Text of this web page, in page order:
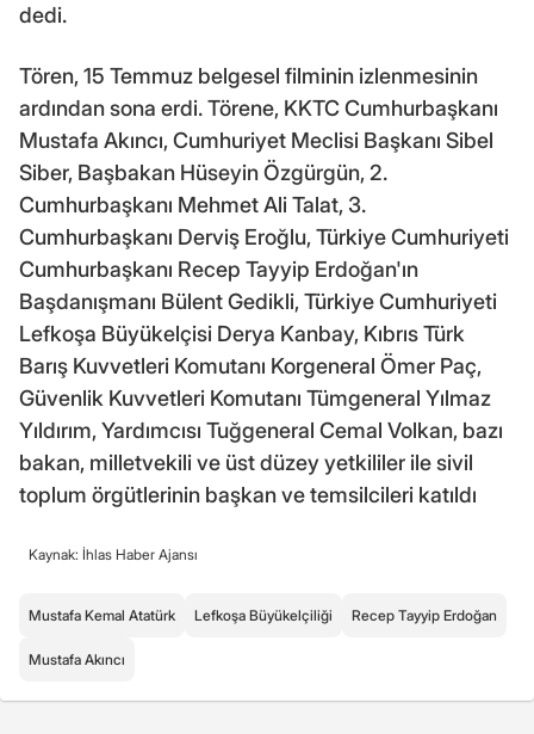
dedi.
Tören, 15 Temmuz belgesel filminin izlenmesinin
ardından sona erdi. Törene, KKTC Cumhurbaşkanı
Mustafa Akıncı, Cumhuriyet Meclisi Başkanı Sibel
Siber, Başbakan Hüseyin Özgürgün, 2.
Cumhurbaşkanı Mehmet Ali Talat, 3.
Cumhurbaşkanı Derviş Eroğlu, Türkiye Cumhuriyeti
Cumhurbaşkanı Recep Tayyip Erdoğan'ın
Başdanışmanı Bülent Gedikli, Türkiye Cumhuriyeti
Lefkoşa Büyükelçisi Derya Kanbay, Kıbrıs Türk
Barış Kuvvetleri Komutanı Korgeneral Ömer Paç,
Güvenlik Kuvvetleri Komutanı Tümgeneral Yılmaz
Yıldırım, Yardımcısı Tuğgeneral Cemal Volkan, bazı
bakan, milletvekili ve üst düzey yetkililer ile sivil
toplum örgütlerinin başkan ve temsilcileri katıldı
Kaynak: İhlas Haber Ajansı
Mustafa Kemal Atatürk Lefkoşa Büyükelçiliği Recep Tayyip Erdoğan
Mustafa Akıncı